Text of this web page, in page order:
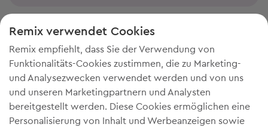
Remix verwendet Cookies
Remix empfiehlt, dass Sie der Verwendung von
Funktionalitäts-Cookies zustimmen, die zu Marketing-
und Analysezwecken verwendet werden und von uns
und unseren Marketingpartnern und Analysten
bereitgestellt werden. Diese Cookies ermöglichen eine
Personalisierung von Inhalt und Werbeanzeigen sowie